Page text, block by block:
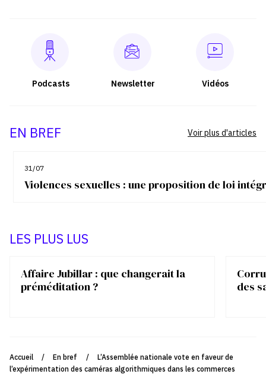
Podcasts Newsletter Vidéos
EN BREF
31/07
Violences sexuelles : une proposition de loi
Voir plus d'articles
LES PLUS LUS
Affaire Jubillar : que changerait la
préméditation ?
des
Accueil / En bref /
L’Assemblée nationale vote en faveur de
l’expérimentation des caméras algorithmiques dans les commerces